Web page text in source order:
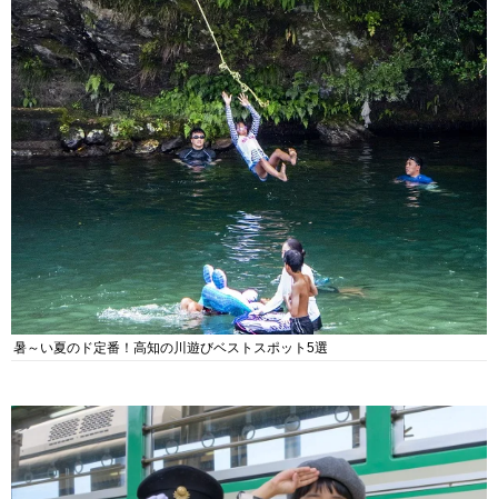
暑～い夏のド定番！高知の川遊びベストスポット5選